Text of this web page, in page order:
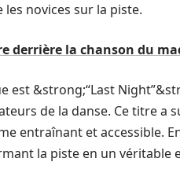
novices sur la piste.
derrière la chanson du
est &strong;“Last
de la danse. Ce titre
entraînant et accessible.
la piste en un véritable